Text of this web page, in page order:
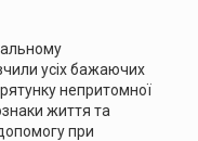
усіх бажаючих
непритомної
життя та
при